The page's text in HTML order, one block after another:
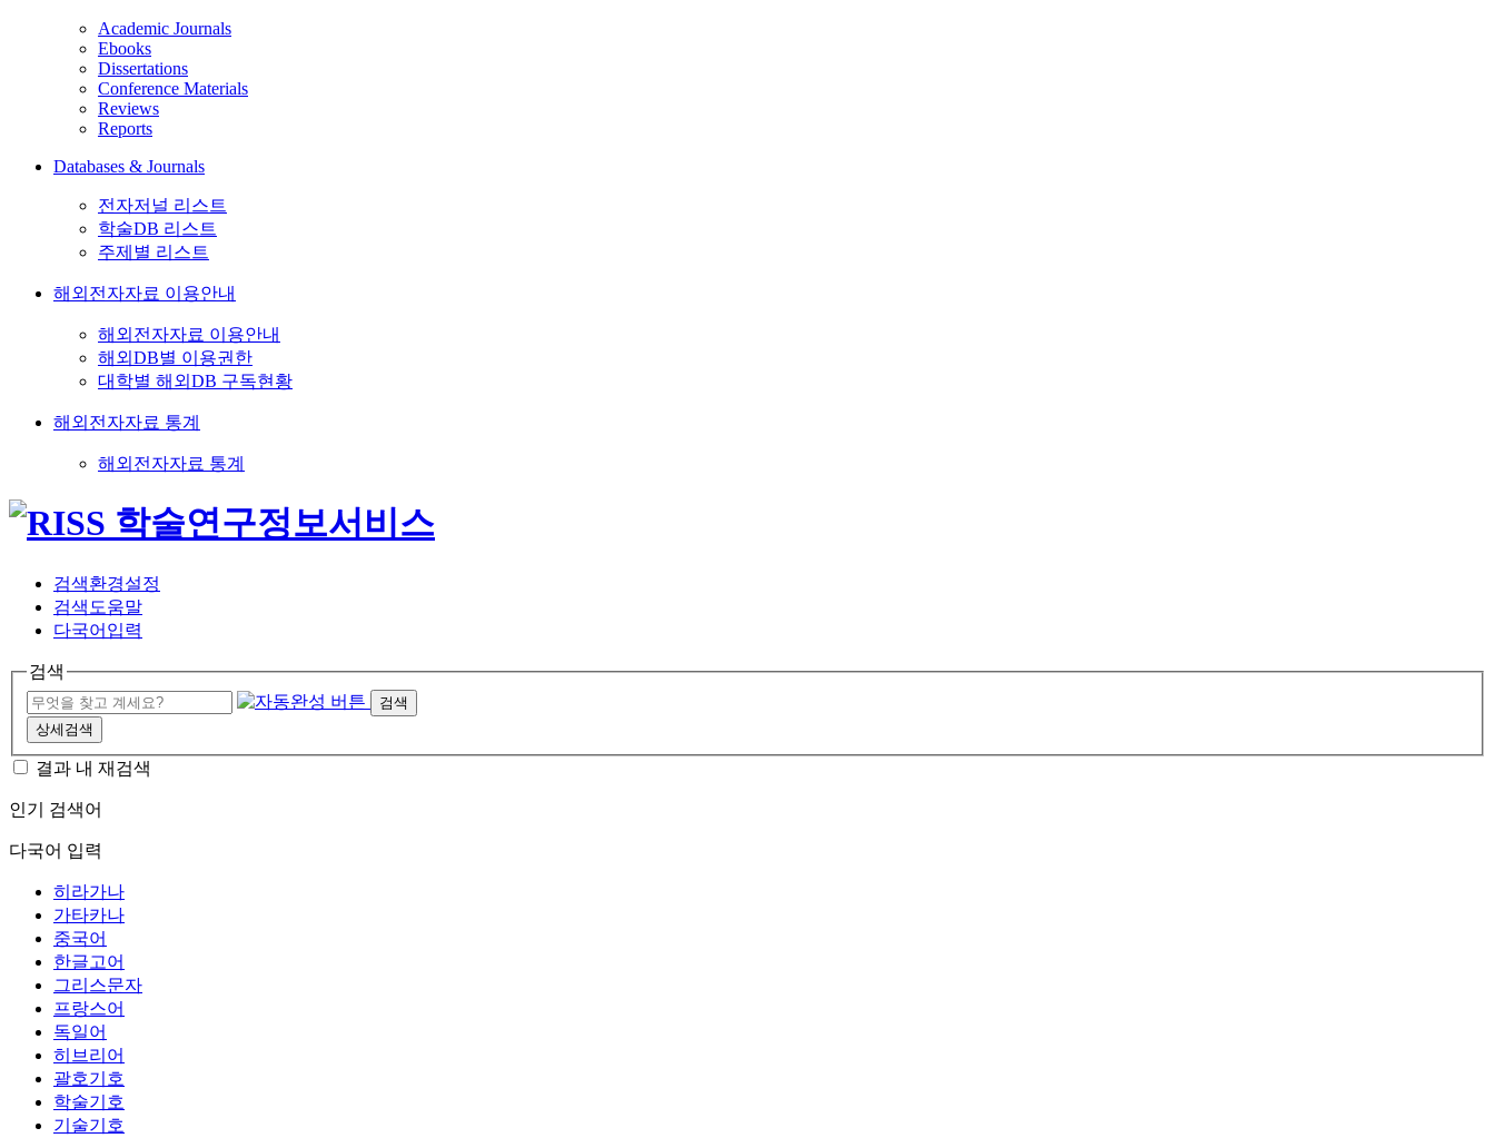
Academic Journals
Ebooks
Dissertations
Conference Materials
Reviews
Reports
Databases & Journals
전자저널 리스트
학술DB 리스트
주제별 리스트
해외전자자료 이용안내
해외전자자료 이용안내
해외DB별 이용권한
대학별 해외DB 구독현황
해외전자자료 통계
해외전자자료 통계
검색환경설정
검색도움말
다국어입력
검색
검색
상세검색
결과 내 재검색
인기 검색어
다국어 입력
히라가나
가타카나
중국어
한글고어
그리스문자
프랑스어
독일어
히브리어
괄호기호
학술기호
기술기호